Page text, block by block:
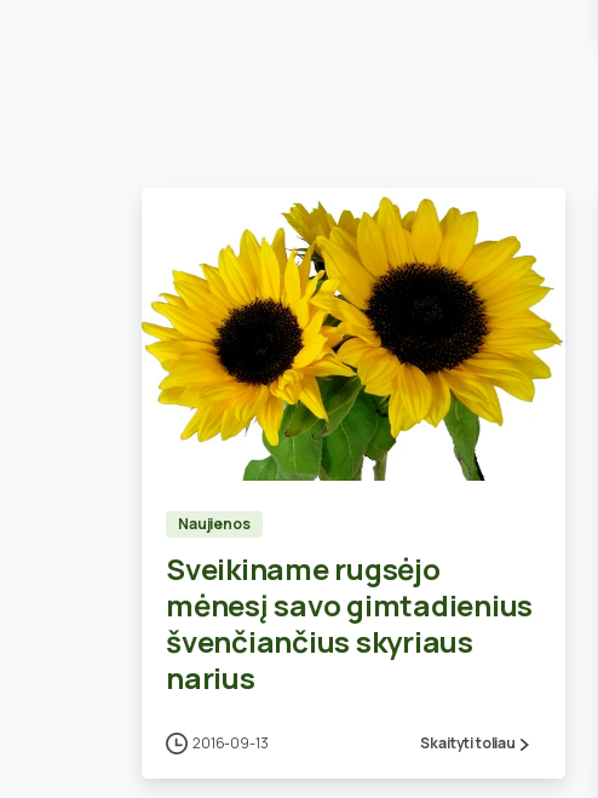
Naujienos
Sveikiname rugsėjo
mėnesį savo gimtadienius
švenčiančius skyriaus
narius
2016-09-13 Skaityti toliau